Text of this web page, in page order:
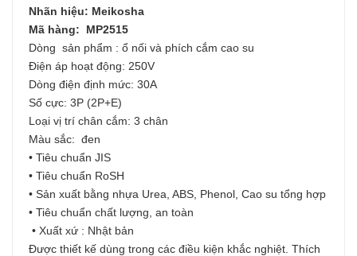
Nhãn hiệu: Meikosha
Mã hàng: MP2515
Dòng sản phẩm : ổ nối và phích cắm cao su
Điện áp hoạt động: 250V
Dòng điện định mức: 30A
Số cực: 3P (2P+E)
Loại vị trí chân cắm: 3 chân
Màu sắc: đen
• Tiêu chuẩn JIS
• Tiêu chuẩn RoSH
• Sản xuất bằng nhựa Urea, ABS, Phenol, Cao su tổng hợp
• Tiêu chuẩn chất lượng, an toàn
• Xuất xứ : Nhật bản
Được thiết kế dùng trong các điều kiện khắc nghiệt. Thích